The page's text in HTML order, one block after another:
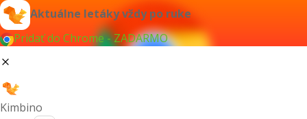
Aktuálne letáky vždy po ruke
Pridať do Chrome - ZADARMO
Kimbino